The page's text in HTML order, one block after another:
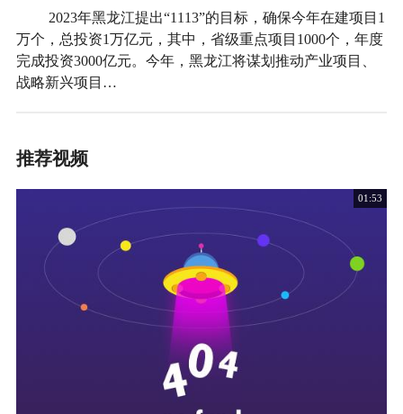
2023年黑龙江提出“1113”的目标，确保今年在建项目1
万个，总投资1万亿元，其中，省级重点项目1000个，年度
完成投资3000亿元。今年，黑龙江将谋划推动产业项目、
战略新兴项目…
推荐视频
01:53